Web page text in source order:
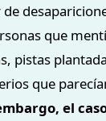
que
pistas
que
el